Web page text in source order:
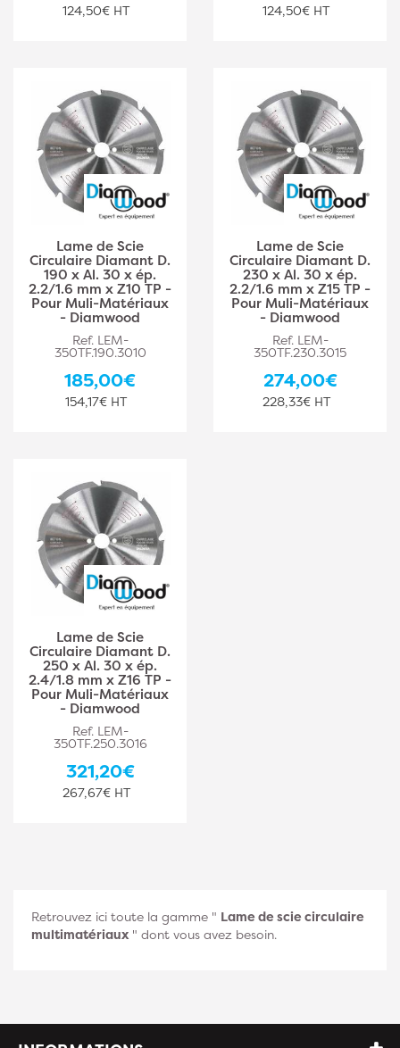
124,50€ HT 124,50€ HT
Lame de Scie
Circulaire Diamant D.
190 x Al. 30 x ép.
2.2/1.6 mm x Z10 TP -
Pour Muli-Matériaux
- Diamwood
Ref. LEM-
350TF.190.3010
185,00€
154,17€ HT
Lame de Scie
Circulaire Diamant D.
230 x Al. 30 x ép.
2.2/1.6 mm x Z15 TP -
Pour Muli-Matériaux
- Diamwood
Ref. LEM-
350TF.230.3015
274,00€
228,33€ HT
Lame de Scie
Circulaire Diamant D.
250 x Al. 30 x ép.
2.4/1.8 mm x Z16 TP -
Pour Muli-Matériaux
- Diamwood
Ref. LEM-
350TF.250.3016
321,20€
267,67€ HT
Retrouvez ici toute la gamme " Lame de scie circulaire
multimatériaux " dont vous avez besoin.